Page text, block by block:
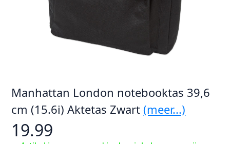
Manhattan London notebooktas 39,6
cm (15.6i) Aktetas Zwart(meer...)
19.99